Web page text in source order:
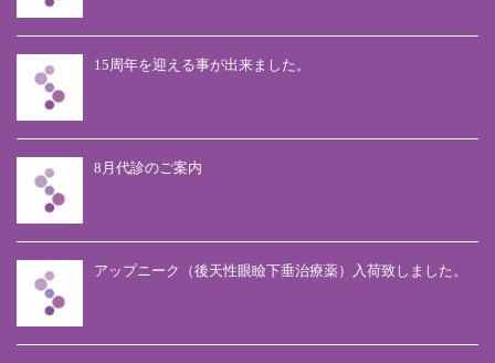
15周年を迎える事が出来ました。
8月代診のご案内
アップニーク（後天性眼瞼下垂治療薬）入荷致しました。